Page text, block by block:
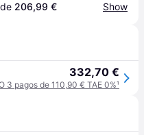
206,99 € Show
332,70 €
3 pagos de 110,90 € TAE 0%¹